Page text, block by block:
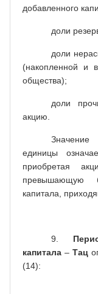
добавленного
доли
доли
(накопленной и
общества);
доли
акцию.
Значение
единицы
приобретая
превышающую
капитала,
9.
капитала – Тац
(14):